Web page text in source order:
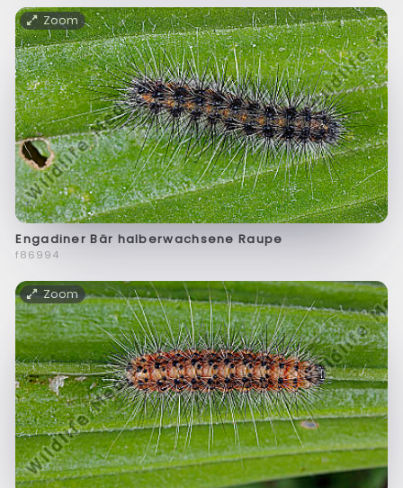
Zoom
Engadiner Bär halberwachsene Raupe
f86994
Zoom